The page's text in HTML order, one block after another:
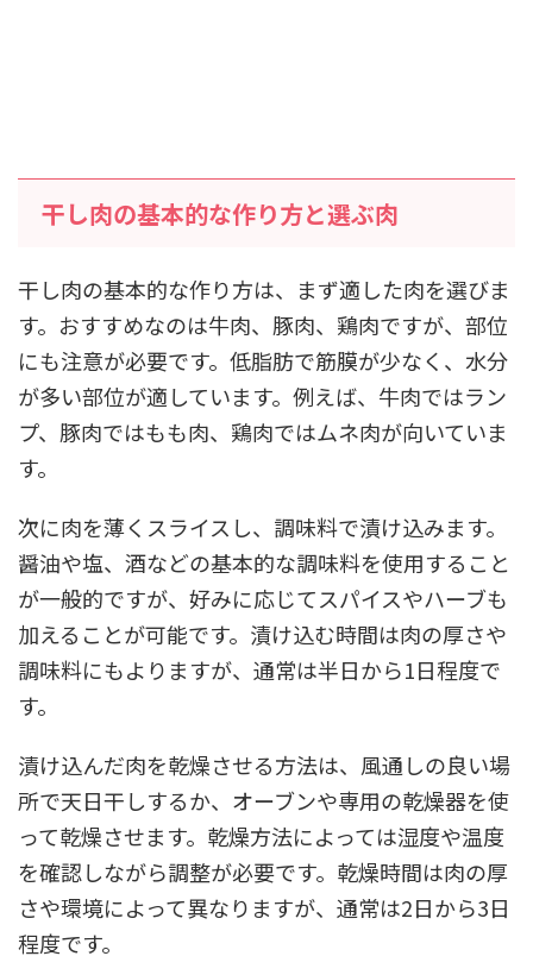
干し肉の基本的な作り方と選ぶ肉
干し肉の基本的な作り方は、まず適した肉を選びま
す。おすすめなのは牛肉、豚肉、鶏肉ですが、部位
にも注意が必要です。低脂肪で筋膜が少なく、水分
が多い部位が適しています。例えば、牛肉ではラン
プ、豚肉ではもも肉、鶏肉ではムネ肉が向いていま
す。
次に肉を薄くスライスし、調味料で漬け込みます。
醤油や塩、酒などの基本的な調味料を使用すること
が一般的ですが、好みに応じてスパイスやハーブも
加えることが可能です。漬け込む時間は肉の厚さや
調味料にもよりますが、通常は半日から1日程度で
す。
漬け込んだ肉を乾燥させる方法は、風通しの良い場
所で天日干しするか、オーブンや専用の乾燥器を使
って乾燥させます。乾燥方法によっては湿度や温度
を確認しながら調整が必要です。乾燥時間は肉の厚
さや環境によって異なりますが、通常は2日から3日
程度です。